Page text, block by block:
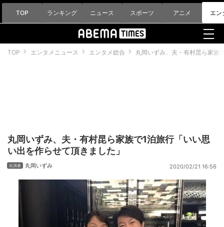
TOP ランキング ニュース スポーツ アニメ エン
TOP エンタメニュース エンタメ総合 丸岡いずみ、夫・有村昆ら家族
丸岡いずみ、夫・有村昆ら家族で1泊旅行「いい思
い出を作らせて頂きました」
丸岡いずみ 2020/02/21 16:56